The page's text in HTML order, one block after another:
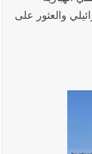
هيكل استقبل
جميع اللبنانيين
والعثور على